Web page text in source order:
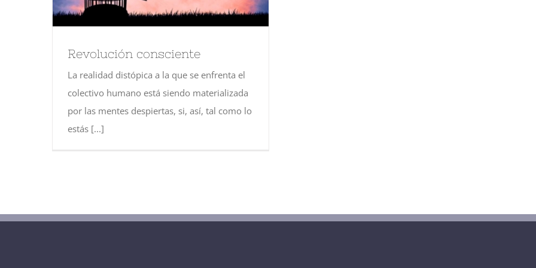
Revolución consciente
La realidad distópica a la que se enfrenta el
colectivo humano está siendo materializada
por las mentes despiertas, si, así, tal como lo
estás [...]